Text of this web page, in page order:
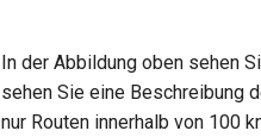
In der Abbildung oben sehen
sehen Sie eine Beschreibung
nur Routen innerhalb von 100